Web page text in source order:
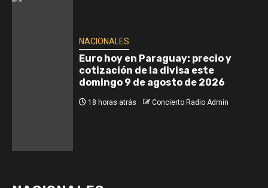
NACIONALES
Euro hoy en Paraguay: precio y
cotización de la divisa este
domingo 9 de agosto de 2026
18 horas atrás Concierto Radio Admin